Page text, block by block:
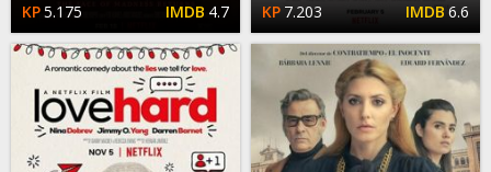
5.175 4.7 7.203 6.6